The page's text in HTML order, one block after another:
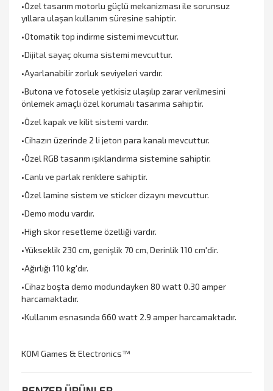
•Özel tasarım motorlu güçlü mekanizması ile sorunsuz
yıllara ulaşan kullanım süresine sahiptir.
•Otomatik top indirme sistemi mevcuttur.
•Dijital sayaç okuma sistemi mevcuttur.
•Ayarlanabilir zorluk seviyeleri vardır.
•Butona ve fotosele yetkisiz ulaşılıp zarar verilmesini
önlemek amaçlı özel korumalı tasarıma sahiptir.
•Özel kapak ve kilit sistemi vardır.
•Cihazın üzerinde 2 li jeton para kanalı mevcuttur.
•Özel RGB tasarım ışıklandırma sistemine sahiptir.
•Canlı ve parlak renklere sahiptir.
•Özel lamine sistem ve sticker dizaynı mevcuttur.
•Demo modu vardır.
•High skor resetleme özelliği vardır.
•Yükseklik 230 cm, genişlik 70 cm, Derinlik 110 cm'dir.
•Ağırlığı 110 kg'dır.
•Cihaz boşta demo modundayken 80 watt 0.30 amper
harcamaktadır.
•Kullanım esnasında 660 watt 2.9 amper harcamaktadır.
KOM Games & Electronics™